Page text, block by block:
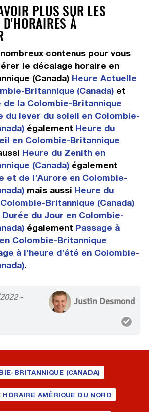
PLUS SUR LES
À
contenus pour vous
le décalage horaire en
(Canada) Heure Actuelle
Britannique (Canada)et
de la Colombie-Britannique
du lever du soleil en Colombie-
également Heure du
en Colombie-Britannique
Heure du Zenith en
(Canada)également
et de l'Aurore en Colombie-
mais aussi Heure du
Britannique (Canada)
Durée du Jour en Colombie-
également Passage à
Colombie-Britannique
à l'heure d'été en Colombie-
.
-
Justin Desmond
BRITANNIQUE (CANADA)
HORAIRE AMÉRIQUE DU NORD